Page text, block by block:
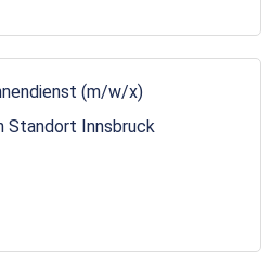
(m/w/x)
Innsbruck